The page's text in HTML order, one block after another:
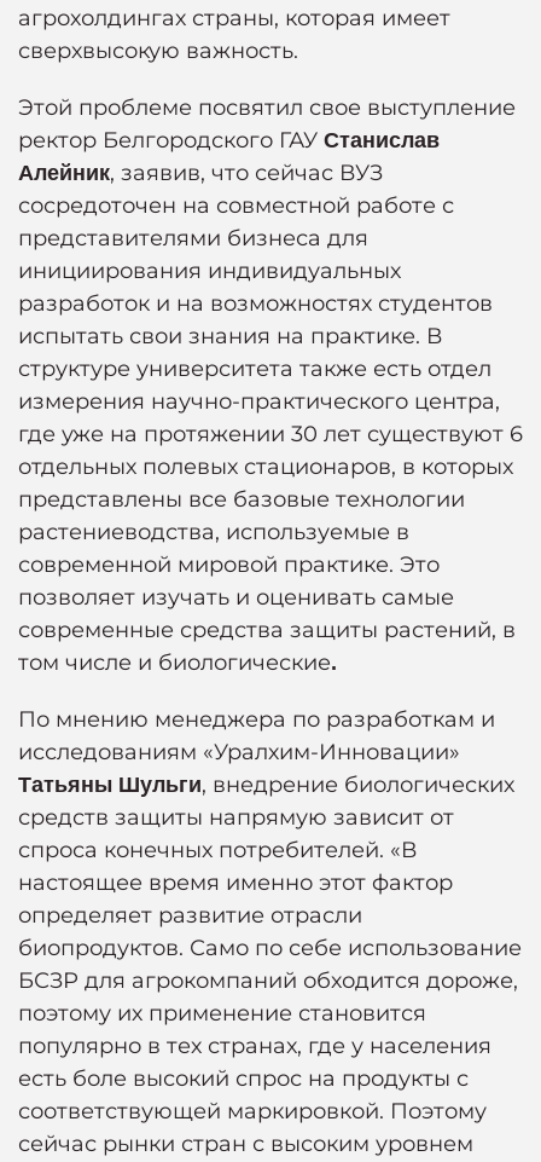
агрохолдингах страны, которая имеет
сверхвысокую важность.
Этой проблеме посвятил свое выступление
ректор Белгородского ГАУ Станислав
Алейник, заявив, что сейчас ВУЗ
сосредоточен на совместной работе с
представителями бизнеса для
инициирования индивидуальных
разработок и на возможностях студентов
испытать свои знания на практике. В
структуре университета также есть отдел
измерения научно-практического центра,
где уже на протяжении 30 лет существуют 6
отдельных полевых стационаров, в которых
представлены все базовые технологии
растениеводства, используемые в
современной мировой практике. Это
позволяет изучать и оценивать самые
современные средства защиты растений, в
том числе и биологические.
По мнению менеджера по разработкам и
исследованиям «Уралхим-Инновации»
Татьяны Шульги, внедрение биологических
средств защиты напрямую зависит от
спроса конечных потребителей. «В
настоящее время именно этот фактор
определяет развитие отрасли
биопродуктов. Само по себе использование
БСЗР для агрокомпаний обходится дороже,
поэтому их применение становится
популярно в тех странах, где у населения
есть боле высокий спрос на продукты с
соответствующей маркировкой. Поэтому
сейчас рынки стран с высоким уровнем